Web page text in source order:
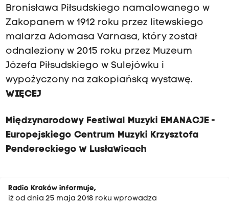
Bronisława Piłsudskiego namalowanego w
Zakopanem w 1912 roku przez litewskiego
malarza Adomasa Varnasa, który został
odnaleziony w 2015 roku przez Muzeum
Józefa Piłsudskiego w Sulejówku i
wypożyczony na zakopiańską wystawę.
WIĘCEJ
Międzynarodowy Festiwal Muzyki EMANACJE -
Europejskiego Centrum Muzyki Krzysztofa
Pendereckiego w Lusławicach
W czasie dwóch letnich miesięcy w
Radio Kraków informuje,
iż od dnia 25 maja 2018 roku wprowadza